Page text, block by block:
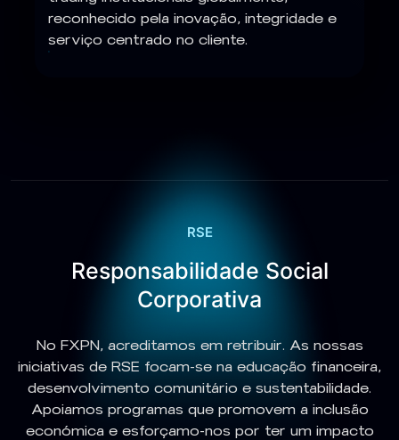
reconhecido pela inovação, integridade e
serviço centrado no cliente.
RSE
Responsabilidade Social
Corporativa
No FXPN, acreditamos em retribuir. As nossas
iniciativas de RSE focam-se na educação financeira,
desenvolvimento comunitário e sustentabilidade.
Apoiamos programas que promovem a inclusão
económica e esforçamo-nos por ter um impacto